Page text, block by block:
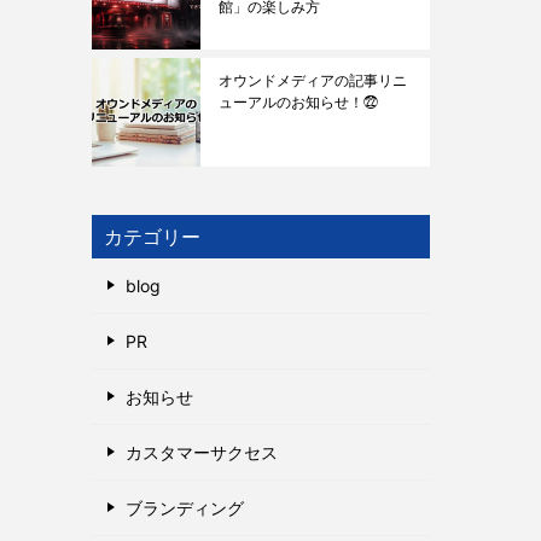
館」の楽しみ方
オウンドメディアの記事リニ
ューアルのお知らせ！㉒
カテゴリー
blog
PR
お知らせ
カスタマーサクセス
ブランディング